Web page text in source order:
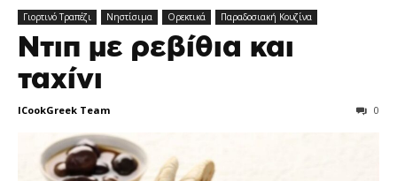
Γιορτινό Tραπέζι Νηστίσιμα Ορεκτικά Παραδοσιακή Κουζίνα
Ντιπ με ρεβίθια και
ταχίνι
ICookGreek Team 0